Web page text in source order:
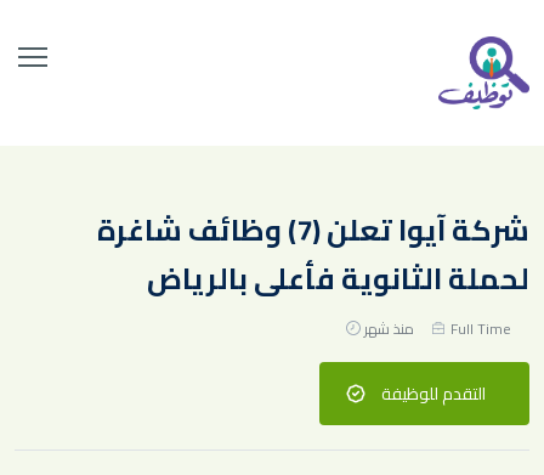
شركة آيوا تعلن (7) وظائف شاغرة
لحملة الثانوية فأعلى بالرياض
Full Time منذ شهر
التقدم للوظيفة